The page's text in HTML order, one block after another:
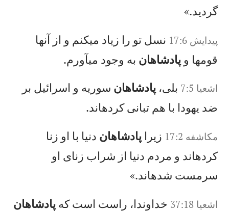
گرديد.»
پيدايش 17:6
نسل تو را زياد میكنم و از آنها
قومها وپادشاهان به وجود میآورم.
اشعيا 7:5 بلی،پادشاهان سوريه و اسرائيل بر
ضد يهودا با هم تبانی كردهاند.
مکاشفه 17:2 زيراپادشاهان دنيا با او زنا
كردهاند و مردم دنيا از شراب زنای او
سرمست شدهاند.»
اشعيا 37:18 خداوندا، راست است كهپادشاهان